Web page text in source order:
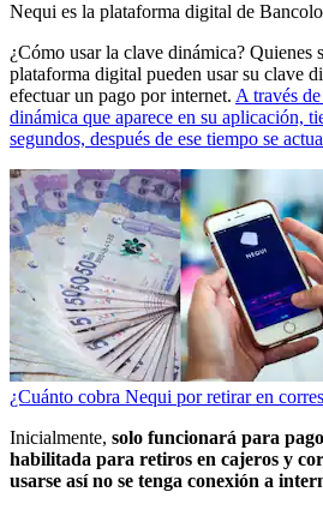
Nequi es la plataforma digital de
¿Cómo usar la clave dinámica? Quienes
plataforma digital pueden usar su clave
efectuar un pago por internet. A través
dinámica que aparece en su aplicación,
segundos, después de ese tiempo se
¿Cuánto cobra Nequi por retirar en
Inicialmente, solo funcionará para
habilitada para retiros en cajeros y
usarse así no se tenga conexión a